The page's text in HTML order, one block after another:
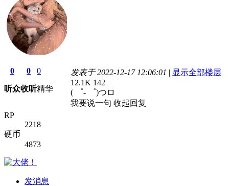
0
听众
0
收听
0
精华
RP
2218
硬币
4873
发消息
发表于 2022-12-17 12:06:01 | 显示全部楼层
12.1K 142
( ゜- ゜)つロ
我要说一句 收起回复